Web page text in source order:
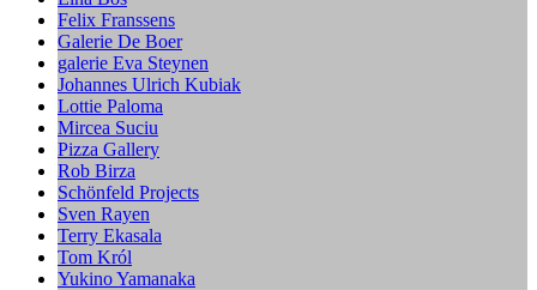
Felix Franssens
Galerie De Boer
galerie Eva Steynen
Johannes Ulrich Kubiak
Lottie Paloma
Mircea Suciu
Pizza Gallery
Rob Birza
Schönfeld Projects
Sven Rayen
Terry Ekasala
Tom Król
Yukino Yamanaka